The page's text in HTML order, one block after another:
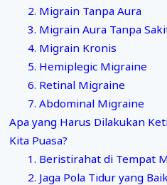
2. Migrain Tanpa Aura
3. Migrain Aura Tanpa
4. Migrain Kronis
5. Hemiplegic Migraine
6. Retinal Migraine
7. Abdominal Migraine
Apa yang Harus Dilakukan
Kita Puasa?
1. Beristirahat di Tempat
2. Jaga Pola Tidur yang Baik